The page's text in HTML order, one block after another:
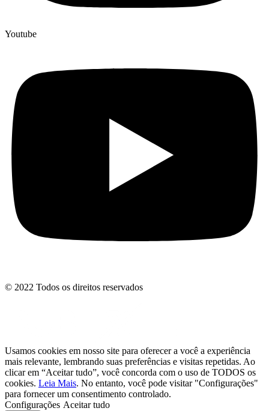
Youtube
© 2022 Todos os direitos reservados
Usamos cookies em nosso site para oferecer a você a experiência
mais relevante, lembrando suas preferências e visitas repetidas. Ao
clicar em “Aceitar tudo”, você concorda com o uso de TODOS os
cookies. Leia Mais. No entanto, você pode visitar "Configurações"
para fornecer um consentimento controlado.
Configurações Aceitar tudo